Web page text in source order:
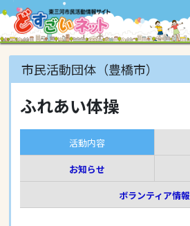
市民活動団体（豊橋市）
ふれあい体操
活動内容
お知らせ
ボランティア情報